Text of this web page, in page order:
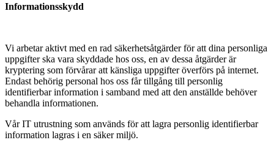
Informationsskydd
Vi arbetar aktivt med en rad säkerhetsåtgärder för att dina personliga
uppgifter ska vara skyddade hos oss, en av dessa åtgärder är
kryptering som förvårar att känsliga uppgifter överförs på internet.
Endast behörig personal hos oss får tillgång till personlig
identifierbar information i samband med att den anställde behöver
behandla informationen.
Vår IT utrustning som används för att lagra personlig identifierbar
information lagras i en säker miljö.